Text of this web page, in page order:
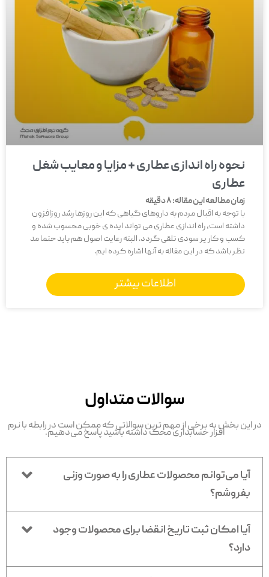
نحوه راه اندازی عطاری + مزایا و معایب شغل
عطاری
زمان مطالعه این مقاله:8دقیقه
با توجه به اقبال مردم به داروهای گیاهی که این روزها رشد روزافزون
داشته است، راه اندازی عطاری می تواند ایده ی خوبی محسوب شده و
کسب و کار پر سودی تلقی گردد. البته رعایت اصول هم باید حتما مد
نظر باشد که در این مقاله به آنها اشاره کرده ایم.
اطلاعات بیشتر
سوالات متداول
در این بخش به برخی از مهم ترین سوالاتی که ممکن است در رابطه با نرم
افزار حسابداری محک داشته باشید پاسخ می‌دهیم.
آیا می‌توانم محصولات عطاری را به صورت وزنی
بفروشم؟
آیا امکان ثبت تاریخ انقضا برای محصولات وجود
دارد؟